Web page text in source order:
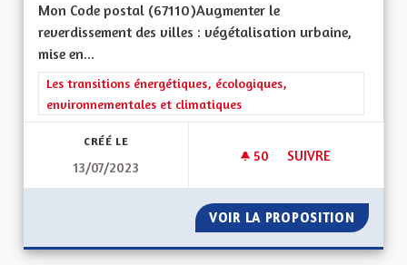
Mon Code postal (67110) Augmenter le
reverdissement des villes : végétalisation urbaine,
mise en...
Filtrer les résultats de la catégorie : Les transitions
Les transitions énergétiques, écologiques,
environnementales et climatiques
CRÉÉ LE
13/07/2023
50 50 ABONNÉS
SUIVRE
VOIR LA PROPOSITION